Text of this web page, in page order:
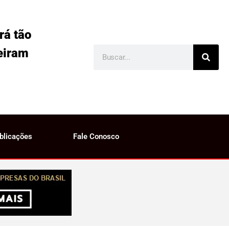
tão
Fale Conosco